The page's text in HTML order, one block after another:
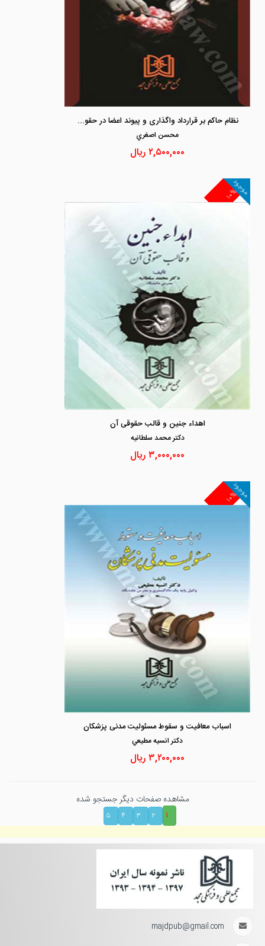
نظام حاکم بر قرارداد واگذاری و پیوند اعضا در حقوق ایران
محسن اصغري
۲,۵۰۰,۰۰۰ریال
۱۰%
موجود
اهداء جنین و قالب حقوقی آن
دكتر محمد سلطانيه
۳,۰۰۰,۰۰۰ریال
۱۰%
موجود
اسباب معافیت و سقوط مسئولیت مدنی پزشکان
دكتر انسيه مطيعي
۳,۲۰۰,۰۰۰ریال
مشاهده صفحات دیگر جستجو شده
۱
۲ ۳ ۴ ۵
majdpub@gmail.com